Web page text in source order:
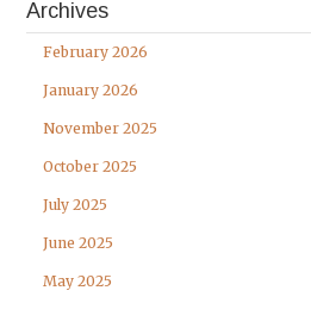
Archives
February 2026
January 2026
November 2025
October 2025
July 2025
June 2025
May 2025